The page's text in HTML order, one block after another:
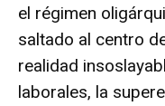
el régimen
saltado al centro
realidad
laborales, la